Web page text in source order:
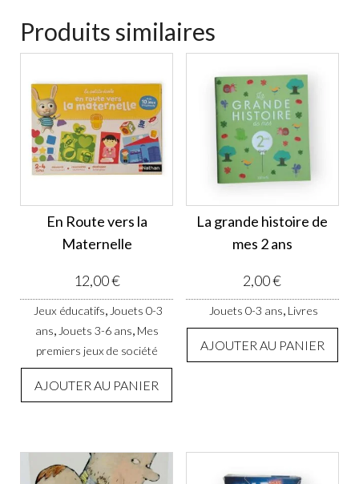
Produits similaires
En Route vers la
Maternelle
12,00€
Jeux éducatifs Jouets 0-3
ans Jouets 3-6 ans Mes
premiers jeux de société
AJOUTER AU PANIER
La grande histoire de
mes 2 ans
2,00€
Jouets 0-3 ans Livres
AJOUTER AU PANIER